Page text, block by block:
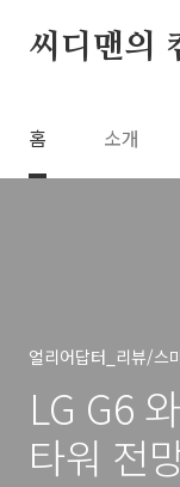
씨디맨의
홈 소개
얼리어답터_리뷰/스
LG G6
타워 전